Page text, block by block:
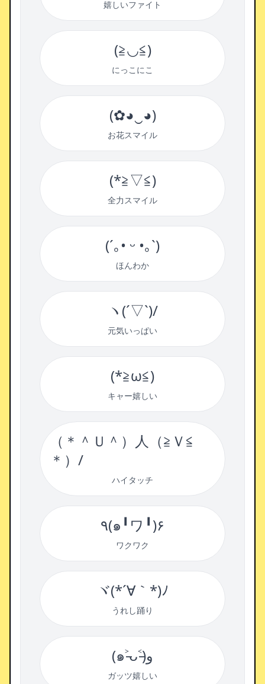
嬉しいファイト
(≧◡≦)
にっこにこ
(✿◕‿◕)
お花スマイル
(*≧▽≦)
全力スマイル
(´｡• ᵕ •｡`)
ほんわか
ヽ(´▽`)/
元気いっぱい
(*≧ω≦)
キャー嬉しい
（＊＾Ｕ＾）人（≧Ｖ≦
＊）/
ハイタッチ
٩(๑╹ワ╹)۶
ワクワク
ヾ(*´∀｀*)ﾉ
うれし踊り
(๑˃̵ᴗ˂̵)و
ガッツ嬉しい